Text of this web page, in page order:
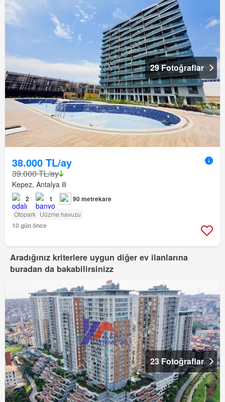
29 Fotoğraflar
38.000 TL/ay
39.000 TL/ay
Kepez, Antalya ili
2 1 90 metrekare
Otopark Uüzme havuzu
10 gün önce
Aradığınız kriterlere uygun diğer ev ilanlarına
buradan da bakabilirsinizz
23 Fotoğraflar